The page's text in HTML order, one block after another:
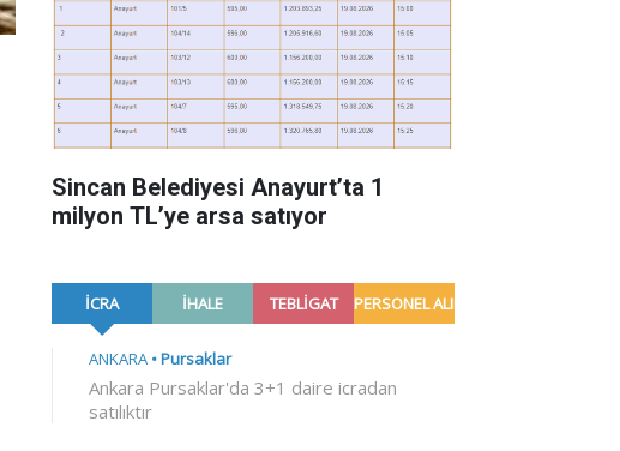
Sincan Belediyesi Anayurt’ta 1
milyon TL’ye arsa satıyor